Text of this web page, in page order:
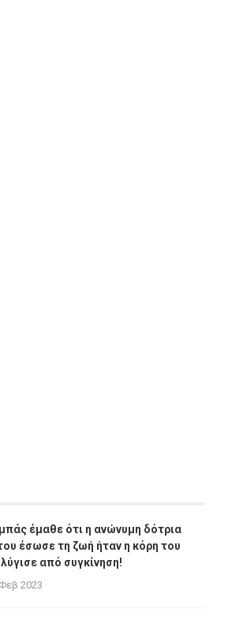
έμαθε ότι η ανώνυμη δότρια
έσωσε τη ζωή ήταν η κόρη του
από συγκίνηση!
2023